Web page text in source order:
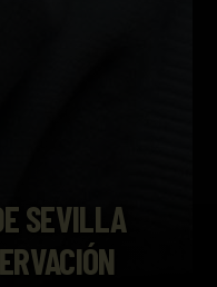
SEVILLA